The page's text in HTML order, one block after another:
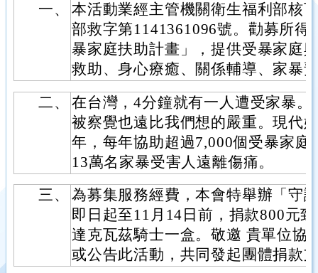
一、
本活動業經主管機關衛生福利部核
部救字第1141361096號。勸募所得
暴家庭扶助計畫」，提供受暴家庭
救助、身心療癒、關係輔導、家暴
二、
在台灣，4分鐘就有一人遭受家暴
被察覺也遠比我們想的嚴重。現代
年，每年協助超過7,000個受暴家庭
13萬名家暴受害人遠離傷痛。
三、
為募集服務經費，本會特舉辦「守
即日起至11月14日前，捐款800元
達克瓦茲騎士一盒。敬邀 貴單位協
或公告此活動，共同發起團體捐款